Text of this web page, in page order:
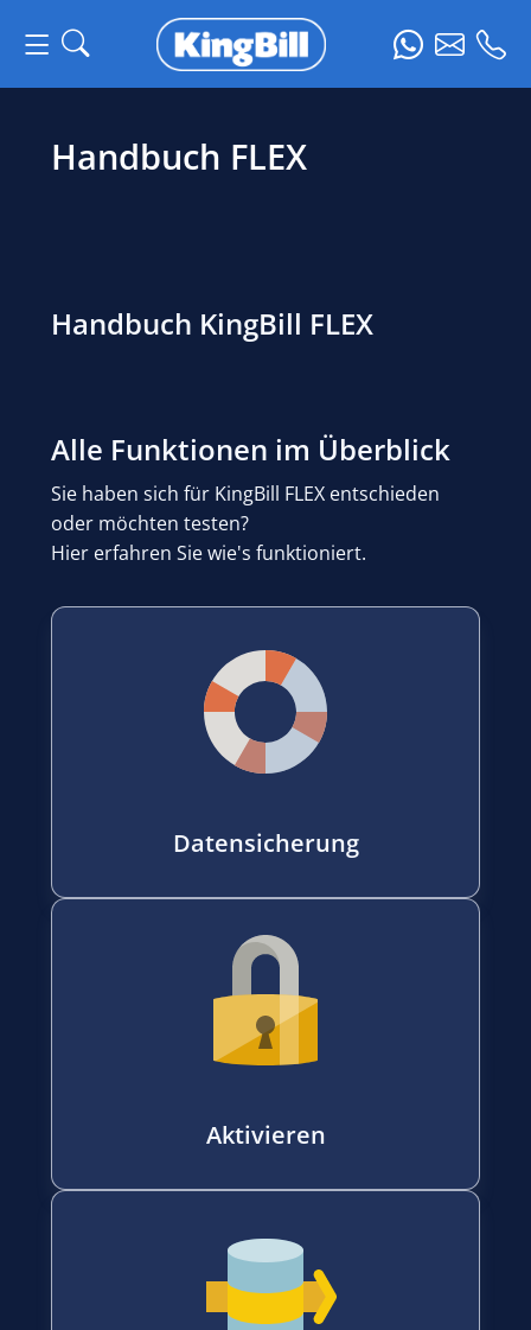
Handbuch FLEX
Handbuch KingBill FLEX
Alle Funktionen im Überblick
Sie haben sich für KingBill FLEX entschieden
oder möchten testen?
Hier erfahren Sie wie's funktioniert.
Datensicherung
Aktivieren